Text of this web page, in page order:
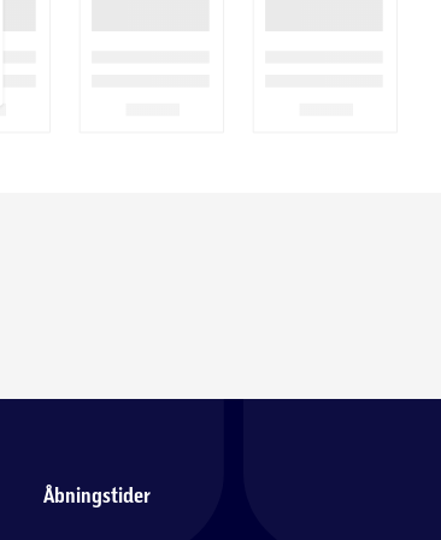
Åbningstider